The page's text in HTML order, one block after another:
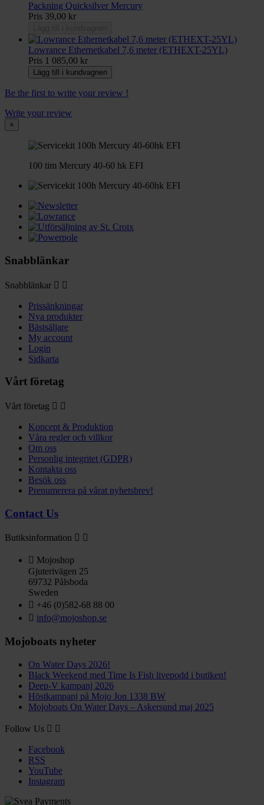
Packning Quicksilver Mercury
Pris 39,00 kr
Lowrance Ethernetkabel 7,6 meter (ETHEXT-25YL)
Pris 1 085,00 kr
Lägg till i kundvagnen
Be the first to write your review !
Write your review
×
100 tim Mercury 40-60 hk EFI
Snabblänkar
Snabblänkar  
Prissänkningar
Nya produkter
Bästsäljare
My account
Login
Sidkarta
Vårt företag
Vårt företag  
Koncept & Produktion
Våra regler och villkor
Om oss
Personlig integritet (GDPR)
Kontakta oss
Besök oss
Prenumerera på vårat nyhetsbrev!
Contact Us
Butiksinformation  
 Mojoshop
Gjuterivägen 25
69732 Pålsboda
Sweden
 +46 (0)582-68 88 00
 info@mojoshop.se
Mojoboats nyheter
On Water Days 2026!
Black Weekend med Time Is Fish livepodd i butiken!
Deep-V kampanj 2026
Höstkampanj på Mojo Jon 1338 BW
Mojoboats On Water Days – Askersund maj 2025
Follow Us  
Facebook
RSS
YouTube
Instagram